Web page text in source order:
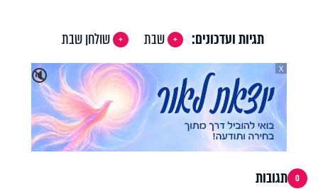
תגיות ועדכונים: שבת
שולחן שבת
🔇
X
0 תגובות